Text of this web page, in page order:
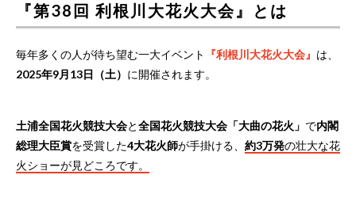
『第38回 利根川大花火大会』とは
毎年多くの人が待ち望む一大イベント 『利根川大花火大会』 は、
2025年9月13日（土） に開催されます。
土浦全国花火競技大会と全国花火競技大会「大曲の花火」 で内閣
総理大臣賞を受賞した4大花火師が手掛ける、 約3万発の壮大な花
火ショーが見どころです。